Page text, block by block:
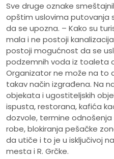
Sve druge oznake
opštim uslovima putovanja
da se upozna. – Kako su
mala i ne postoji
postoji mogućnost da se
podzemnih voda iz toaleta
Organizator ne može na to
takav način izgrađena. Na
objekata i ugostiteljskih
ispusta, restorana, kafića
dozvole, termine
robe, blokiranja pešačke
da utiče i to je u isključivoj
mesta i R. Grčke.